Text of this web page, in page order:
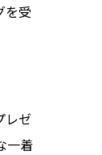
を受
レゼ
一着